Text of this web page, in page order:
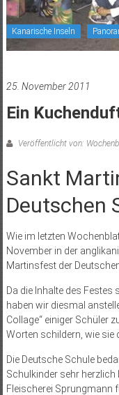
Kanarische Inseln
25. November 2011
Ein
Veröffentlicht von:
Sankt
Deutschen
Wie im letzten
November in der
Martinsfest der
Da die Inhalte des Festes
haben wir diesmal
Collage“ einiger Schüler
Worten schildern, wie sie
Die Deutsche Schule
Schulkinder sehr herzlich
Fleischerei Sprungmann